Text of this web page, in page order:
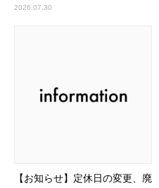
2026.07.30
【お知らせ】定休日の変更、廃